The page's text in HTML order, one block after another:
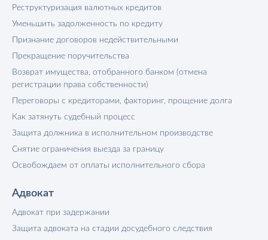
Реструктуризация валютных кредитов
Уменьшить задолженность по кредиту
Признание договоров недействительными
Прекращение поручительства
Возврат имущества, отобранного банком (отмена
регистрации права собственности)
Переговоры с кредиторами, факторинг, прощение долга
Как затянуть судебный процесс
Защита должника в исполнительном производстве
Снятие ограничения выезда за границу
Освобождаем от оплаты исполнительного сбора
Адвокат
Адвокат при задержании
Защита адвоката на стадии досудебного следствия